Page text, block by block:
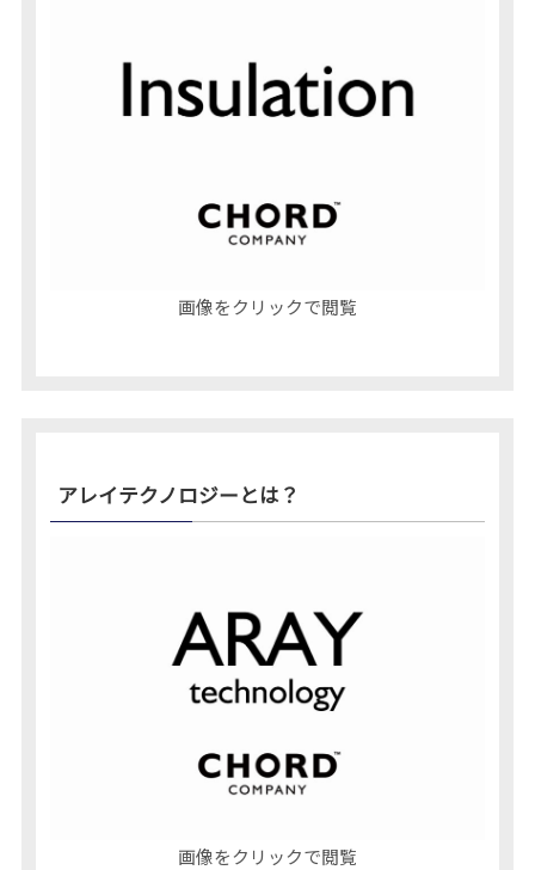
画像をクリックで閲覧
アレイテクノロジーとは？
画像をクリックで閲覧